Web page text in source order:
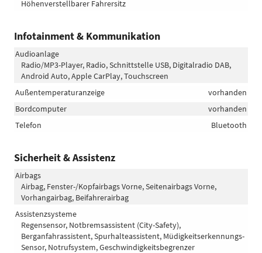
Höhenverstellbarer Fahrersitz
Infotainment & Kommunikation
Audioanlage
Radio/MP3-Player, Radio, Schnittstelle USB, Digitalradio DAB,
Android Auto, Apple CarPlay, Touchscreen
Außentemperaturanzeige
vorhanden
Bordcomputer
vorhanden
Telefon
Bluetooth
Sicherheit & Assistenz
Airbags
Airbag, Fenster-/Kopfairbags Vorne, Seitenairbags Vorne,
Vorhangairbag, Beifahrerairbag
Assistenzsysteme
Regensensor, Notbremsassistent (City-Safety),
Berganfahrassistent, Spurhalteassistent, Müdigkeitserkennungs-
Sensor, Notrufsystem, Geschwindigkeitsbegrenzer